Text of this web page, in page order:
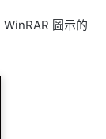
圖示的